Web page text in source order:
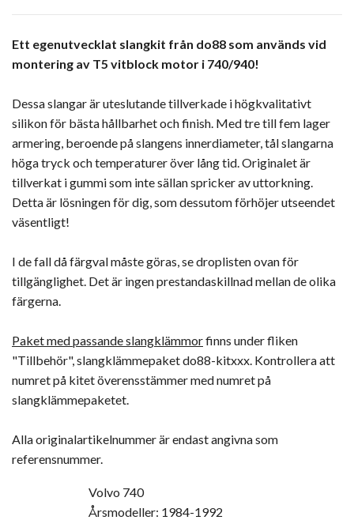
Ett egenutvecklat slangkit från do88 som används vid
montering av T5 vitblock motor i 740/940!
Dessa slangar är uteslutande tillverkade i högkvalitativt
silikon för bästa hållbarhet och finish. Med tre till fem lager
armering, beroende på slangens innerdiameter, tål slangarna
höga tryck och temperaturer över lång tid. Originalet är
tillverkat i gummi som inte sällan spricker av uttorkning.
Detta är lösningen för dig, som dessutom förhöjer utseendet
väsentligt!
I de fall då färgval måste göras, se droplisten ovan för
tillgänglighet. Det är ingen prestandaskillnad mellan de olika
färgerna.
Paket med passande slangklämmorfinns under fliken
"Tillbehör", slangklämmepaket do88-kitxxx. Kontrollera att
numret på kitet överensstämmer med numret på
slangklämmepaketet.
Alla originalartikelnummer är endast angivna som
referensnummer.
Volvo 740
Årsmodeller: 1984-1992